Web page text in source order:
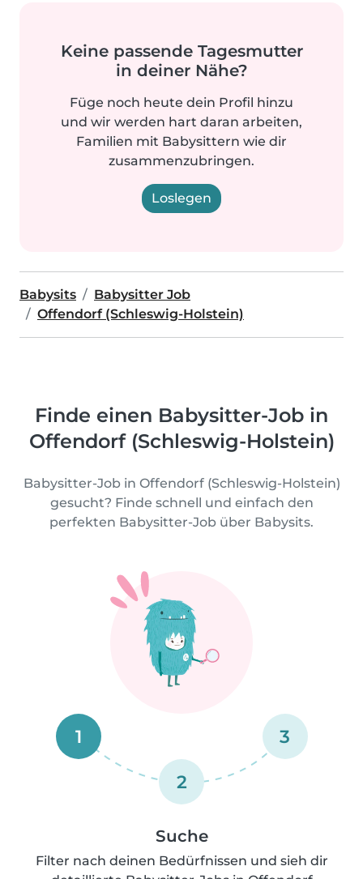
Keine passende Tagesmutter
in deiner Nähe?
Füge noch heute dein Profil hinzu
und wir werden hart daran arbeiten,
Familien mit Babysittern wie dir
zusammenzubringen.
Loslegen
Babysits
Babysitter Job
Offendorf (Schleswig-Holstein)
Finde einen Babysitter-Job in
Offendorf (Schleswig-Holstein)
Babysitter-Job in Offendorf (Schleswig-Holstein)
gesucht? Finde schnell und einfach den
perfekten Babysitter-Job über Babysits.
1
2
3
Suche
Filter nach deinen Bedürfnissen und sieh dir